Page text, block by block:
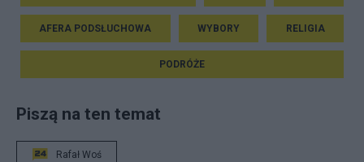
AFERA PODSŁUCHOWA WYBORY RELIGIA
PODRÓŻE
Piszą na ten temat
Rafał Woś